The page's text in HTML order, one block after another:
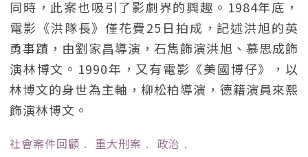
同時，此案也吸引了影劇界的興趣。1984年底，
電影《洪隊長》僅花費25日拍成，記述洪旭的英
勇事蹟，由劉家昌導演，石雋飾演洪旭、慕思成飾
演林博文。1990年，又有電影《美國博仔》，以
林博文的身世為主軸，柳松柏導演，德籍演員來熙
飾演林博文。
社會案件回顧 ﹒ 重大刑案 ﹒ 政治 ﹒